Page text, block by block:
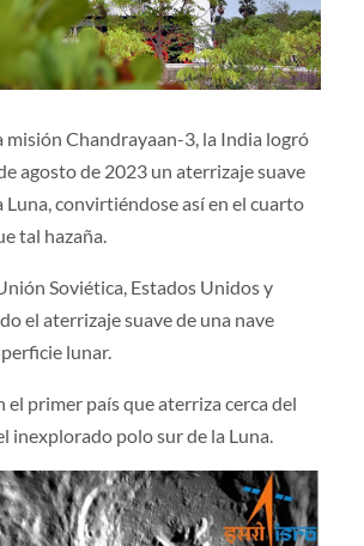
misión Chandrayaan-3, la India logró
agosto de 2023 un aterrizaje suave
convirtiéndose así en el cuarto
tal hazaña.
Soviética, Estados Unidos y
el aterrizaje suave de una nave
lunar.
el primer país que aterriza cerca del
inexplorado polo sur de la Luna.